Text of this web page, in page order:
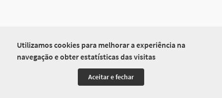
Utilizamos cookies para melhorar a experiência na
navegação e obter estatísticas das visitas
Aceitar e fechar